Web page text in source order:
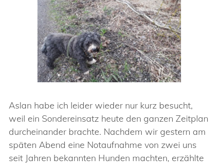
Aslan habe ich leider wieder nur kurz besucht,
weil ein Sondereinsatz heute den ganzen Zeitplan
durcheinander brachte. Nachdem wir gestern am
späten Abend eine Notaufnahme von zwei uns
seit Jahren bekannten Hunden machten, erzählte